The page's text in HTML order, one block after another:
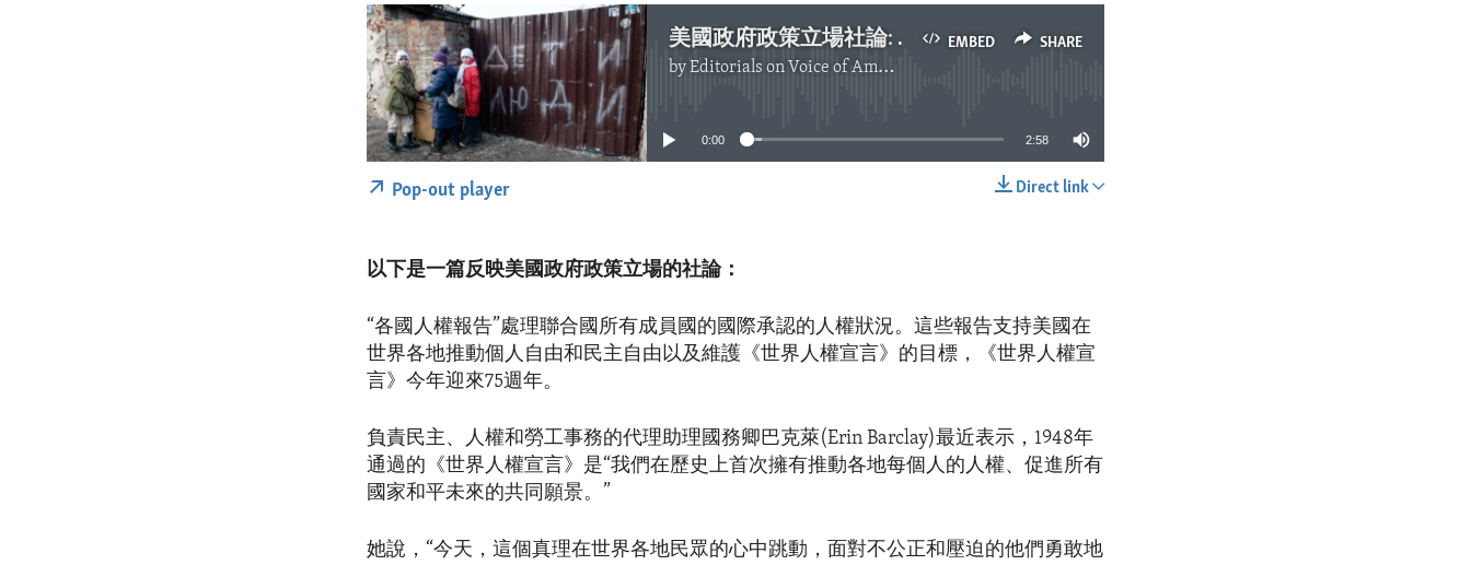
EMBED SHARE
美國政府政策立場社論: 促進自由和民主自由
byEditorials on Voice of America
No media source currently available
0:00 2:58
Direct link
Pop-out player
以下是一篇反映美國政府政策立場的社論：
“各國人權報告”處理聯合國所有成員國的國際承認的人權狀況。這些報告支持美國在
世界各地推動個人自由和民主自由以及維護《世界人權宣言》的目標，《世界人權宣
言》今年迎來75週年。
負責民主、人權和勞工事務的代理助理國務卿巴克萊(Erin Barclay)最近表示，1948年
通過的《世界人權宣言》是“我們在歷史上首次擁有推動各地每個人的人權、促進所有
國家和平未來的共同願景。”
她說，“今天，這個真理在世界各地民眾的心中跳動，面對不公正和壓迫的他們勇敢地